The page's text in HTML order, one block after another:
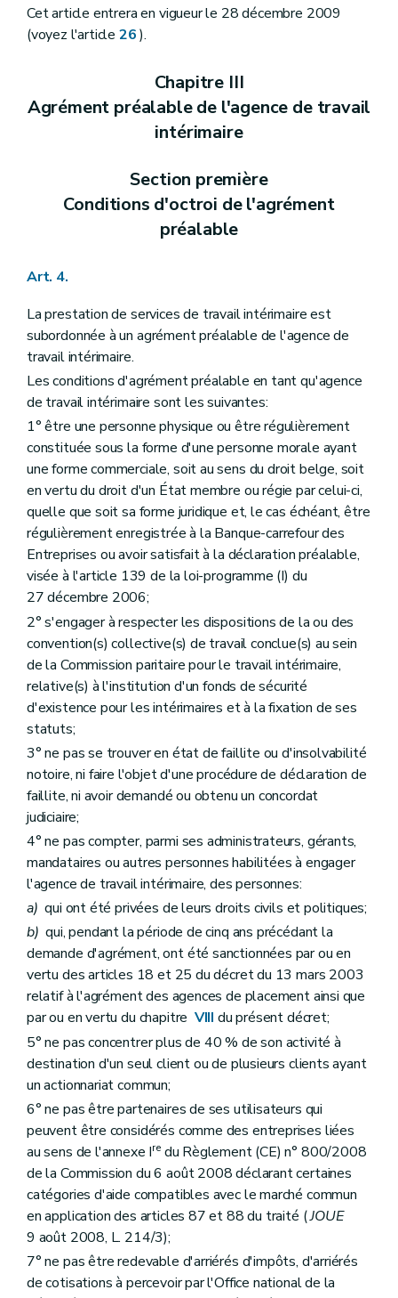
Cet article entrera en vigueur le 28 décembre 2009
(voyez l'article 26).
Chapitre III
Agrément préalable de l'agence de travail
intérimaire
Section première
Conditions d'octroi de l'agrément
préalable
Art. 4.
La prestation de services de travail intérimaire est
subordonnée à un agrément préalable de l'agence de
travail intérimaire.
Les conditions d'agrément préalable en tant qu'agence
de travail intérimaire sont les suivantes:
1° être une personne physique ou être régulièrement
constituée sous la forme d'une personne morale ayant
une forme commerciale, soit au sens du droit belge, soit
en vertu du droit d'un État membre ou régie par celui-ci,
quelle que soit sa forme juridique et, le cas échéant, être
régulièrement enregistrée à la Banque-carrefour des
Entreprises ou avoir satisfait à la déclaration préalable,
visée à l'article 139 de la loi-programme (I) du
27 décembre 2006;
2° s'engager à respecter les dispositions de la ou des
convention(s) collective(s) de travail conclue(s) au sein
de la Commission paritaire pour le travail intérimaire,
relative(s) à l'institution d'un fonds de sécurité
d'existence pour les intérimaires et à la fixation de ses
statuts;
3° ne pas se trouver en état de faillite ou d'insolvabilité
notoire, ni faire l'objet d'une procédure de déclaration de
faillite, ni avoir demandé ou obtenu un concordat
judiciaire;
4° ne pas compter, parmi ses administrateurs, gérants,
mandataires ou autres personnes habilitées à engager
l'agence de travail intérimaire, des personnes:
a) qui ont été privées de leurs droits civils et politiques;
b) qui, pendant la période de cinq ans précédant la
demande d'agrément, ont été sanctionnées par ou en
vertu des articles 18 et 25 du décret du 13 mars 2003
relatif à l'agrément des agences de placement ainsi que
par ou en vertu du chapitre VIII du présent décret;
5° ne pas concentrer plus de 40 % de son activité à
destination d'un seul client ou de plusieurs clients ayant
un actionnariat commun;
6° ne pas être partenaires de ses utilisateurs qui
peuvent être considérés comme des entreprises liées
au sens de l'annexe Iredu Règlement (CE) n° 800/2008
de la Commission du 6 août 2008 déclarant certaines
catégories d'aide compatibles avec le marché commun
en application des articles 87 et 88 du traité (JOUE
9 août 2008, L. 214/3);
7° ne pas être redevable d'arriérés d'impôts, d'arriérés
de cotisations à percevoir par l'Office national de la